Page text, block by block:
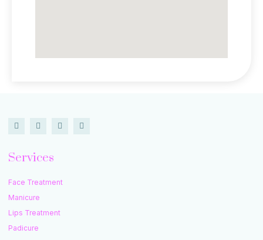
Services
Face Treatment
Manicure
Lips Treatment
Padicure